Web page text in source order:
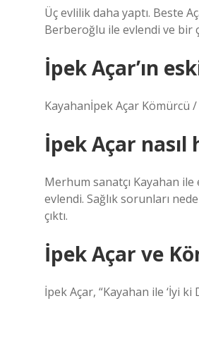
Üç evlilik daha yaptı. Beste
Berberoğlu ile evlendi ve bir
İpek Açar’ın
Kayahanİpek Açar Kömürcü /
İpek Açar nasıl
Merhum sanatçı Kayahan ile
evlendi. Sağlık sorunları
çıktı.
İpek Açar ve
İpek Açar, “Kayahan ile ‘İyi ki